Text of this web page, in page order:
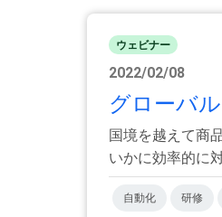
ウェビナー
2022/02/08
グローバ
国境を越えて商
いかに効率的に
自動化 研修